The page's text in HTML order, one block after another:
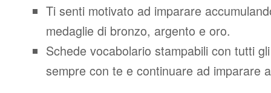
Ti senti motivato ad imparare
medaglie di bronzo, argento e oro.
Schede vocabolario stampabili con tutti
sempre con te e continuare ad imparare